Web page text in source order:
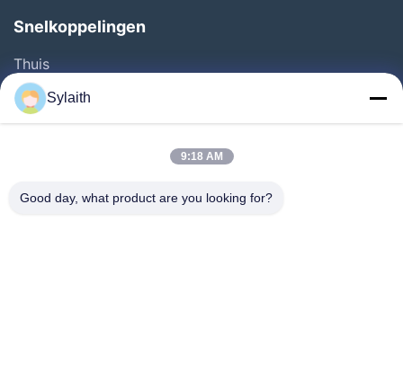
Snelkoppelingen
Thuis
Producten
Videos
Fabrieksreis
Sylaith
9:18 AM
Good day, what product are you looking for?